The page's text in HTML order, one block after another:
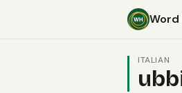
Word
ITALIAN